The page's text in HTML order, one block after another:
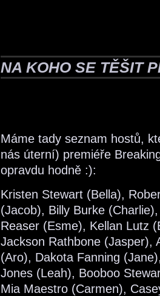
NA KOHO SE TĚŠIT
Máme tady seznam hostů,
nás úterní) premiéře
opravdu hodně :):
Kristen Stewart (Bella),
(Jacob), Billy Burke
Reaser (Esme), Kellan Lutz
Jackson Rathbone (Jasper),
(Aro), Dakota Fanning
Jones (Leah), Booboo
Mia Maestro (Carmen),